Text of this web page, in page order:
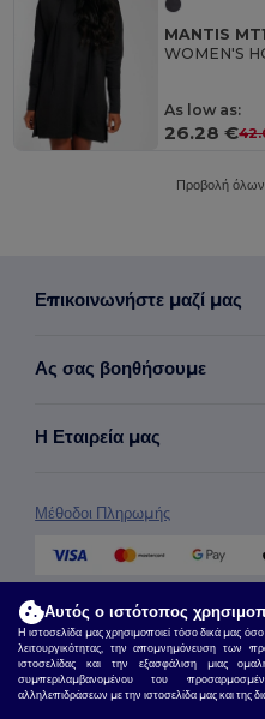
MANTIS
WOMEN'S
As low as:
26.28 €
Προβολή όλων
Επικοινωνήστε μαζί μας
Ας σας βοηθήσουμε
Η Εταιρεία μας
Μέθοδοι Πληρωμής
Μέθοδοι Αποστολής
Αυτός ο ιστότοπος
Η ιστοσελίδα μας χρησιμοποιεί τόσο δικά μας
λειτουργικότητας, την απομνημόνευση των
ιστοσελίδας και την εξασφάλιση μιας
συμπεριλαμβανομένου του
αλληλεπιδράσεων με την ιστοσελίδα μας και της